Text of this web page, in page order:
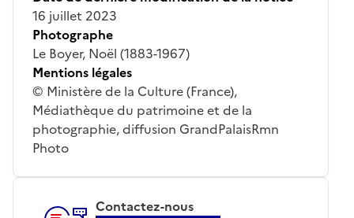
16 juillet 2023
Photographe
Le Boyer, Noël (1883-1967)
Mentions légales
© Ministère de la Culture (France),
Médiathèque du patrimoine et de la
photographie, diffusion GrandPalaisRmn
Photo
Contactez-nous